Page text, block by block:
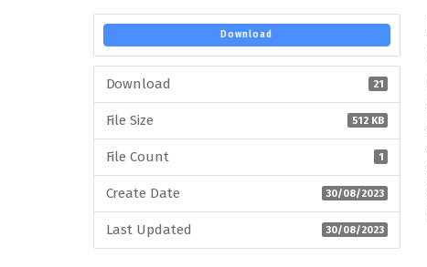
Download
Download 21
File Size 512 KB
File Count 1
Create Date 30/08/2023
Last Updated 30/08/2023